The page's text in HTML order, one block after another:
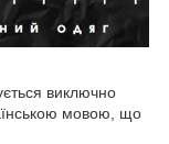
виключно
мовою, що